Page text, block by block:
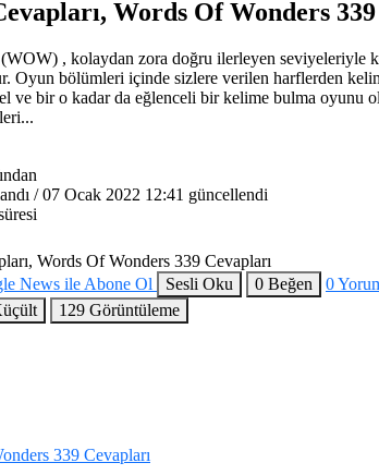
Words Of Wonders
, kolaydan zora doğru ilerleyen seviyeleriyle
Oyun bölümleri içinde sizlere verilen harflerden
ve bir o kadar da eğlenceli bir kelime bulma oyunu
/07 Ocak 2022 12:41 güncellendi
News ile Abone Ol Sesli Oku 0 Beğen 0
129 Görüntüleme
339 Cevapları